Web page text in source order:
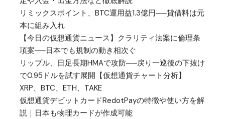
リミックスポイント、BTC運用益1.3億円──貸借料は元
本に組み入れ
【今日の仮想通貨ニュース】クラリティ法案に倫理条
項案──日本でも規制の動き相次ぐ
リップル、日足長期HMAで攻防──戻り一巡後の下抜け
で0.95ドルを試す展開【仮想通貨チャート分析】
XRP、BTC、ETH、TAKE
仮想通貨デビットカードRedotPayの特徴や使い方を解
説｜日本も物理カードが作成可能